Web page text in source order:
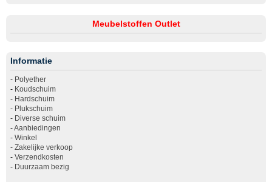
Meubelstoffen Outlet
Informatie
- Polyether
- Koudschuim
- Hardschuim
- Plukschuim
- Diverse schuim
-Aanbiedingen
- Winkel
- Zakelijke verkoop
- Verzendkosten
- Duurzaam bezig